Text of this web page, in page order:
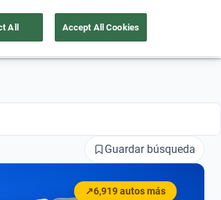
Ubicación
Guardar búsqueda
↗6,919 autos más
All Accept All Cookies